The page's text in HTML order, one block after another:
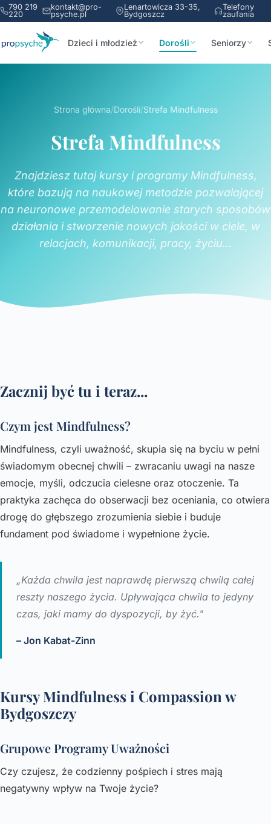
790 219
220
kontakt@pro-
psyche.pl
Lenartowicza 33-35,
Bydgoszcz
Telefony
zaufania
Dzieci i młodzież Dorośli Seniorzy
Strona główna/Dorośli/Strefa Mindfulness
Strefa Mindfulness
Znajdziesz tutaj kursy i programy Mindfulness,
które bazują na naukowej metodzie pozwalającej
na neuronowe przemodelowanie starych sposobów
działania i stworzenie nowych jakości w ciele, w
relacjach, komunikacji, pracy, życiu…
Zacznij być tu i teraz...
Czym jest Mindfulness?
Mindfulness, czyli uważność, skupia się na byciu w pełni
świadomym obecnej chwili – zwracaniu uwagi na nasze
emocje, myśli, odczucia cielesne oraz otoczenie. Ta
praktyka zachęca do obserwacji bez oceniania, co otwiera
drogę do głębszego zrozumienia siebie i buduje
fundament pod świadome i wypełnione życie.
„Każda chwila jest naprawdę pierwszą chwilą całej
reszty naszego życia. Upływająca chwila to jedyny
czas, jaki mamy do dyspozycji, by żyć."
– Jon Kabat-Zinn
Kursy Mindfulness i Compassion w
Bydgoszczy
Grupowe Programy Uważności
Czy czujesz, że codzienny pośpiech i stres mają
negatywny wpływ na Twoje życie?